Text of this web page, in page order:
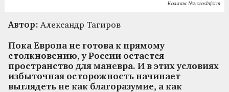
Коллаж NovorosInform
Автор: Александр Тагиров
Пока Европа не готова к прямому
столкновению, у России остается
пространство для маневра. И в этих условиях
избыточная осторожность начинает
выглядеть не как благоразумие, а как